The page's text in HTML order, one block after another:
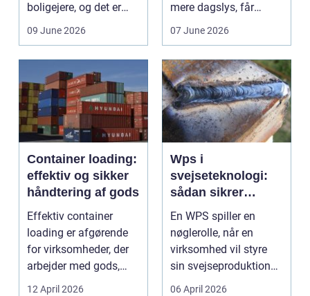
boligejere, og det er
ikke uden grund. Når
09 June 2026
mere dagslys, får
boligen eller virksom...
07 June 2026
Container loading:
effektiv og sikker
håndtering af gods
Effektiv container
loading er afgørende
for virksomheder, der
arbejder med gods,
skrot eller ...
12 April 2026
Wps i
svejseteknologi:
sådan sikrer
virksomheder
kvalitet og
sporbarhed
En WPS spiller en
nøglerolle, når en
virksomhed vil styre
sin svejseproduktion
sikkert, ensartet og ...
06 April 2026